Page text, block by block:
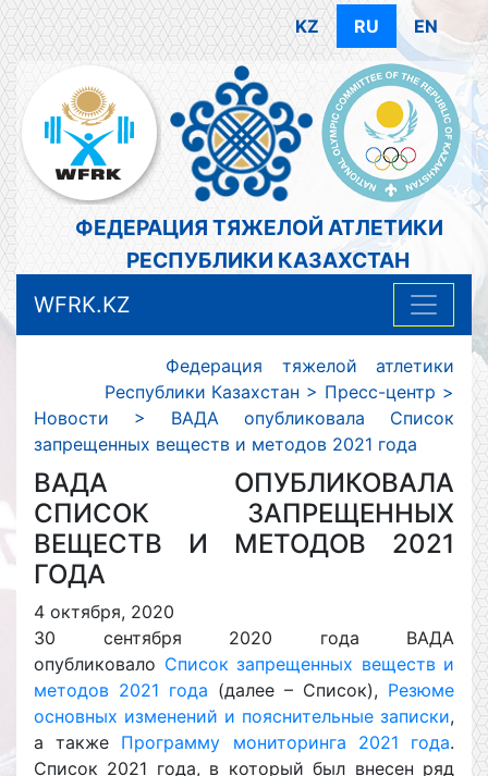
KZ RU EN
ФЕДЕРАЦИЯ ТЯЖЕЛОЙ АТЛЕТИКИ
РЕСПУБЛИКИ КАЗАХСТАН
WFRK.KZ
Федерация тяжелой атлетики
Республики Казахстан > Пресс-центр >
Новости > ВАДА опубликовала Список
запрещенных веществ и методов 2021 года
ВАДА ОПУБЛИКОВАЛА
СПИСОК ЗАПРЕЩЕННЫХ
ВЕЩЕСТВ И МЕТОДОВ 2021
ГОДА
4 октября, 2020
30 сентября 2020 года ВАДА
опубликовало Список запрещенных веществ и
методов 2021 года (далее – Список), Резюме
основных изменений и пояснительные записки,
а также Программу мониторинга 2021 года.
Список 2021 года, в который был внесен ряд